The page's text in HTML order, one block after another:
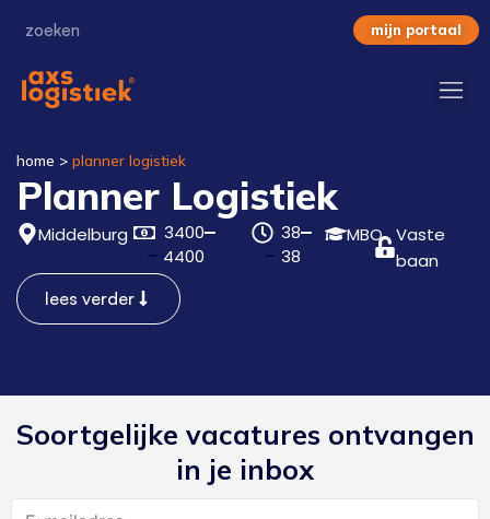
mijn portaal
home > planner logistiek
Planner Logistiek
Middelburg
3400
4400
38
38
MBO Vaste
baan
lees verder
Soortgelijke vacatures ontvangen
in je inbox